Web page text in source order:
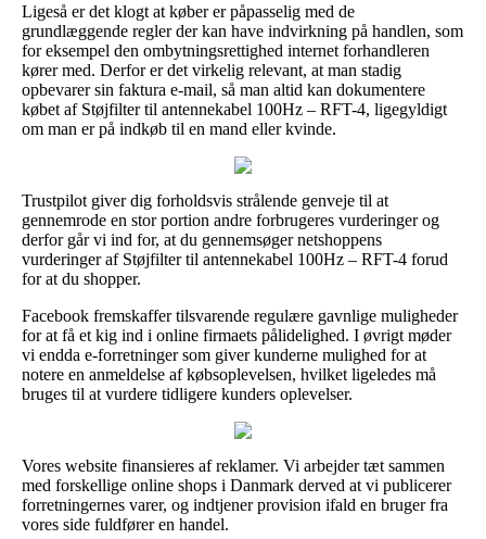
Ligeså er det klogt at køber er påpasselig med de
grundlæggende regler der kan have indvirkning på handlen, som
for eksempel den ombytningsrettighed internet forhandleren
kører med. Derfor er det virkelig relevant, at man stadig
opbevarer sin faktura e-mail, så man altid kan dokumentere
købet af Støjfilter til antennekabel 100Hz – RFT-4, ligegyldigt
om man er på indkøb til en mand eller kvinde.
Trustpilot giver dig forholdsvis strålende genveje til at
gennemrode en stor portion andre forbrugeres vurderinger og
derfor går vi ind for, at du gennemsøger netshoppens
vurderinger af Støjfilter til antennekabel 100Hz – RFT-4 forud
for at du shopper.
Facebook fremskaffer tilsvarende regulære gavnlige muligheder
for at få et kig ind i online firmaets pålidelighed. I øvrigt møder
vi endda e-forretninger som giver kunderne mulighed for at
notere en anmeldelse af købsoplevelsen, hvilket ligeledes må
bruges til at vurdere tidligere kunders oplevelser.
Vores website finansieres af reklamer. Vi arbejder tæt sammen
med forskellige online shops i Danmark derved at vi publicerer
forretningernes varer, og indtjener provision ifald en bruger fra
vores side fuldfører en handel.